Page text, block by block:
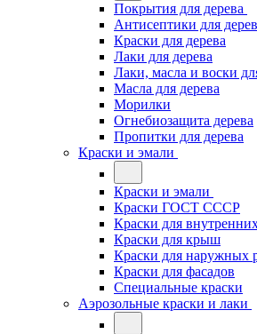
Покрытия для дерева
Антисептики для
Краски для дерева
Лаки для дерева
Лаки, масла и воски
Масла для дерева
Морилки
Огнебиозащита дерева
Пропитки для дерева
Краски и эмали
Краски и эмали
Краски ГОСТ СССР
Краски для
Краски для крыш
Краски для наружных
Краски для фасадов
Специальные краски
Аэрозольные краски и лаки